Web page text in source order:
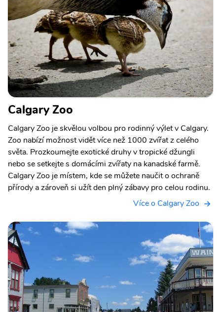
Calgary Zoo
Calgary Zoo je skvělou volbou pro rodinný výlet v Calgary.
Zoo nabízí možnost vidět více než 1000 zvířat z celého
světa. Prozkoumejte exotické druhy v tropické džungli
nebo se setkejte s domácími zvířaty na kanadské farmě.
Calgary Zoo je místem, kde se můžete naučit o ochraně
přírody a zároveň si užít den plný zábavy pro celou rodinu.
Více o Calgary Zoo